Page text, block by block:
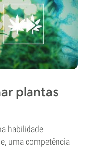
plantas
habilidade
uma competência